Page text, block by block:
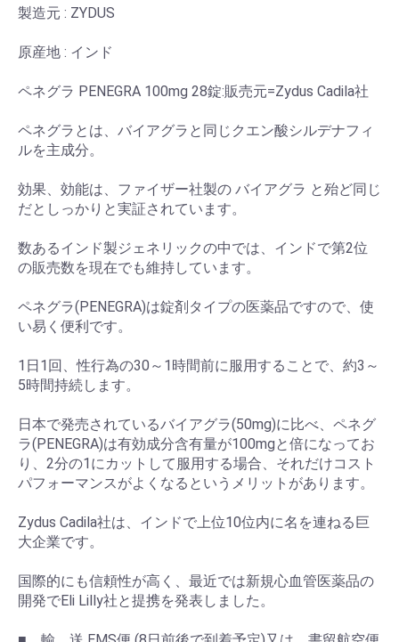
製造元 : ZYDUS
原産地 : インド
ペネグラ PENEGRA 100mg 28錠:販売元=Zydus Cadila社
ペネグラとは、バイアグラと同じクエン酸シルデナフィ
ルを主成分。
効果、効能は、ファイザー社製の バイアグラ と殆ど同じ
だとしっかりと実証されています。
数あるインド製ジェネリックの中では、インドで第2位
の販売数を現在でも維持しています。
ペネグラ(PENEGRA)は錠剤タイプの医薬品ですので、使
い易く便利です。
1日1回、性行為の30～1時間前に服用することで、約3～
5時間持続します。
日本で発売されているバイアグラ(50mg)に比べ、ペネグ
ラ(PENEGRA)は有効成分含有量が100mgと倍になってお
り、2分の1にカットして服用する場合、それだけコスト
パフォーマンスがよくなるというメリットがあります。
Zydus Cadila社は、インドで上位10位内に名を連ねる巨
大企業です。
国際的にも信頼性が高く、最近では新規心血管医薬品の
開発でEli Lilly社と提携を発表しました。